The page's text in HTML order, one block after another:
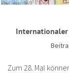
Internationaler
Zum 28. Mal